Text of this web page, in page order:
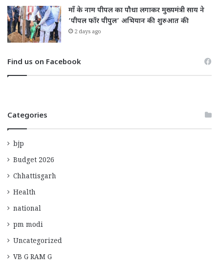
माँ के नाम पीपल का पौधा लगाकर मुख्यमंत्री साय ने
‘पीपल फॉर पीपुल’ अभियान की शुरुआत की
2 days ago
Find us on Facebook
Categories
bjp
Budget 2026
Chhattisgarh
Health
national
pm modi
Uncategorized
VB G RAM G